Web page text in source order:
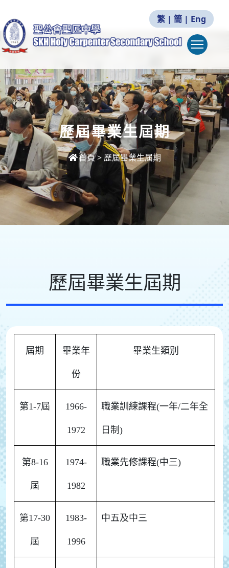
繁 | 簡 | Eng
歷屆畢業生屆期
首頁> 歷屆畢業生屆期
歷屆畢業生屆期
屆期 畢業年
份
畢業生類別
第1-7屆 1966-
1972
職業訓練課程(一年/二年全
日制)
第8-16
屆
1974-
1982
職業先修課程(中三)
第17-30
屆
1983-
1996
中五及中三